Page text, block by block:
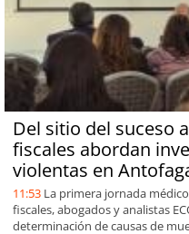
Del sitio del suceso
fiscales abordan
violentas en
11:53 La primera jornada
fiscales, abogados y analistas
determinación de causas de